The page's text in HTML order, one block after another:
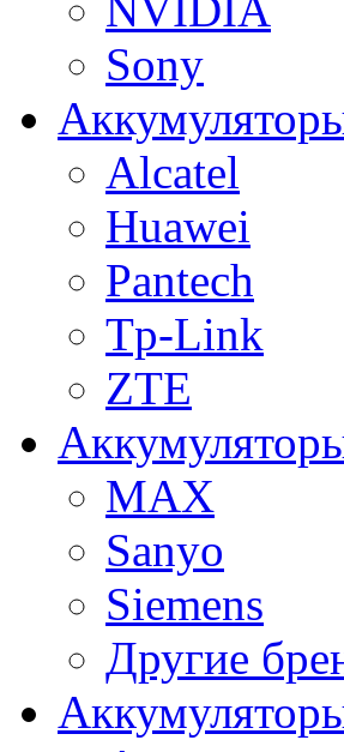
Sony
Alcatel
Huawei
Pantech
Tp-Link
ZTE
MAX
Sanyo
Siemens
Другие